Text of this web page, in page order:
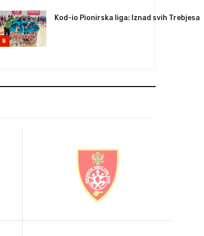
5
Kod-io Pionirska liga: Iznad svih Trebjesa